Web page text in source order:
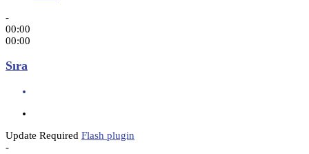
-
00:00
00:00
Sıra
Update Required Flash plugin
-